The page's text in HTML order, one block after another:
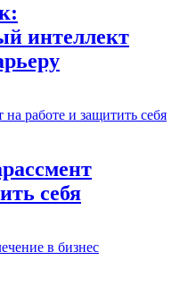
интеллект
себя